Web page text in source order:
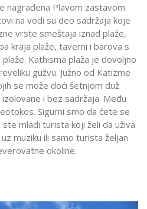
nagrađena Plavom zastavom.
na vodi su deo sadržaja koje
vrste smeštaja iznad plaže,
kraja plaže, taverni i barova s
Kathisma plaža je dovoljno
gužvu. Južno od Katizme
se može doći šetnjom duž
i bez sadržaja. Među
Sigurni smo da ćete se
mladi turista koji želi da uživa
muziku ili samo turista željan
okoline.